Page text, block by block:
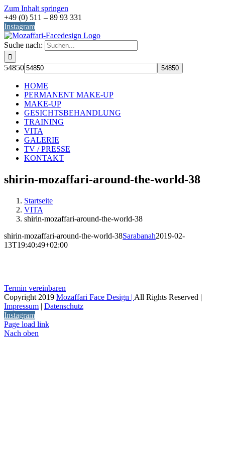
Zum Inhalt springen
+49 (0) 511 – 89 93 331
Instagram
Suche nach:
54850
HOME
PERMANENT MAKE-UP
MAKE-UP
GESICHTSBEHANDLUNG
TRAINING
VITA
GALERIE
TV / PRESSE
KONTAKT
shirin-mozaffari-around-the-world-38
Startseite
VITA
shirin-mozaffari-around-the-world-38
shirin-mozaffari-around-the-world-38Sarabanah2019-02-
13T19:40:49+02:00
Termin vereinbaren
Copyright 2019 Mozaffari Face Design | All Rights Reserved |
Impressum | Datenschutz
Instagram
Page load link
Nach oben